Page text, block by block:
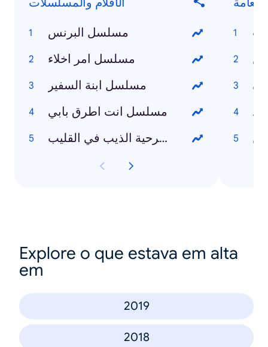
مسلسل البرنس
مسلسل امر اخلاء
مسلسل ابنة السفير
مسلسل انت اطرق بابي
مسرحية الذيب في القليب
Explore o que estava em alta
em
2019
2018